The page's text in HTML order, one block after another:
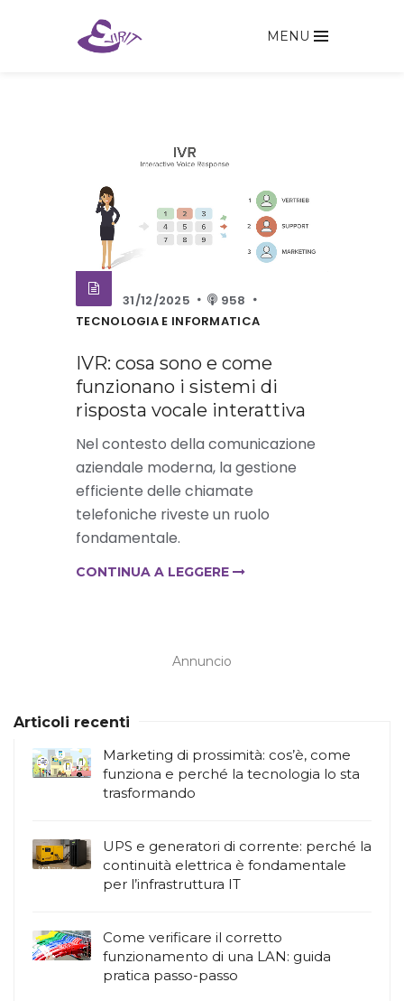
MENU
31/12/2025
958
TECNOLOGIA E INFORMATICA
IVR: cosa sono e come
funzionano i sistemi di
risposta vocale interattiva
Nel contesto della comunicazione
aziendale moderna, la gestione
efficiente delle chiamate
telefoniche riveste un ruolo
fondamentale.
CONTINUA A LEGGERE
Annuncio
Articoli recenti
Marketing di prossimità: cos’è, come
funziona e perché la tecnologia lo sta
trasformando
UPS e generatori di corrente: perché la
continuità elettrica è fondamentale
per l’infrastruttura IT
Come verificare il corretto
funzionamento di una LAN: guida
pratica passo-passo